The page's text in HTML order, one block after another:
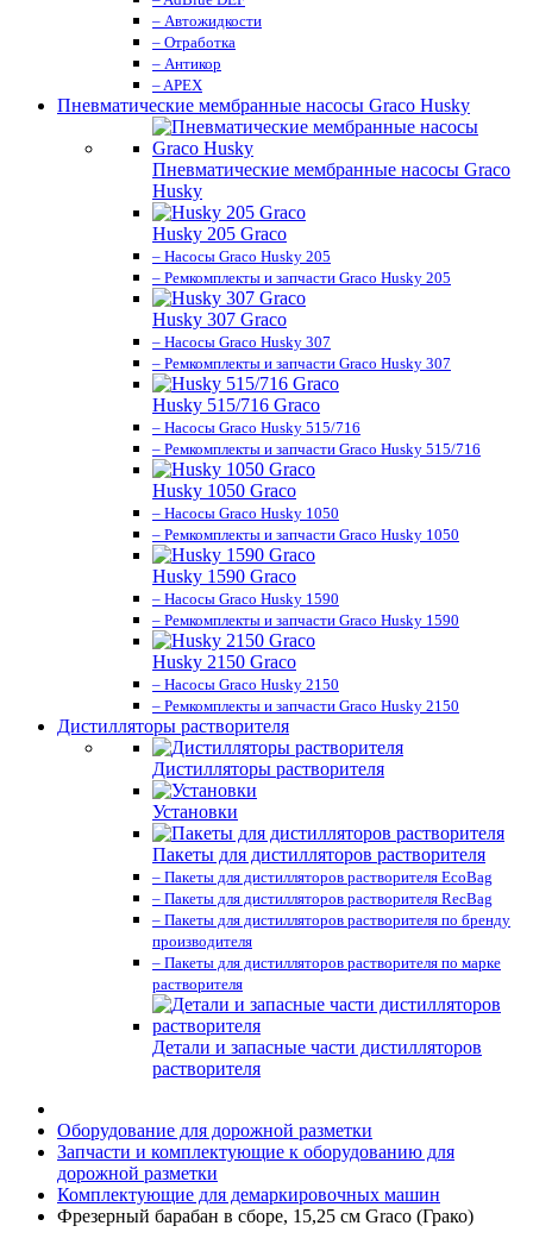
– Автожидкости
– Отработка
– Антикор
– APEX
Пневматические мембранные насосы Graco Husky
Пневматические мембранные насосы Graco
Husky
Husky 205 Graco
– Насосы Graco Husky 205
– Ремкомплекты и запчасти Graco Husky 205
Husky 307 Graco
– Насосы Graco Husky 307
– Ремкомплекты и запчасти Graco Husky 307
Husky 515/716 Graco
– Насосы Graco Husky 515/716
– Ремкомплекты и запчасти Graco Husky 515/716
Husky 1050 Graco
– Насосы Graco Husky 1050
– Ремкомплекты и запчасти Graco Husky 1050
Husky 1590 Graco
– Насосы Graco Husky 1590
– Ремкомплекты и запчасти Graco Husky 1590
Husky 2150 Graco
– Насосы Graco Husky 2150
– Ремкомплекты и запчасти Graco Husky 2150
Дистилляторы растворителя
Дистилляторы растворителя
Установки
Пакеты для дистилляторов растворителя
– Пакеты для дистилляторов растворителя EcoBag
– Пакеты для дистилляторов растворителя RecBag
– Пакеты для дистилляторов растворителя по бренду
производителя
– Пакеты для дистилляторов растворителя по марке
растворителя
Детали и запасные части дистилляторов
растворителя
Оборудование для дорожной разметки
Запчасти и комплектующие к оборудованию для
дорожной разметки
Комплектующие для демаркировочных машин
Фрезерный барабан в сборе, 15,25 см Graco (Грако)